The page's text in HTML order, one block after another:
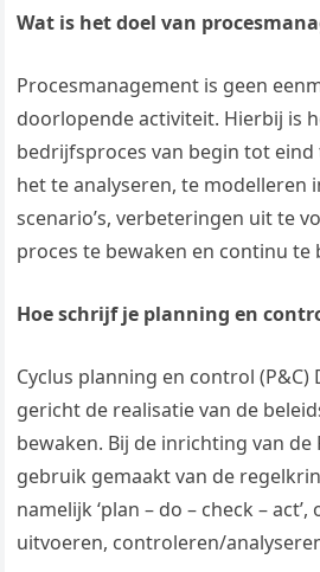
Wat is het doel van
Procesmanagement is geen
doorlopende activiteit. Hierbij is
bedrijfsproces van begin tot
het te analyseren, te modelleren
scenario’s, verbeteringen uit te
proces te bewaken en continu te
Hoe schrijf je planning en
Cyclus planning en control (P&C)
gericht de realisatie van de
bewaken. Bij de inrichting van de
gebruik gemaakt van de
namelijk ‘plan – do – check –
uitvoeren, controleren/